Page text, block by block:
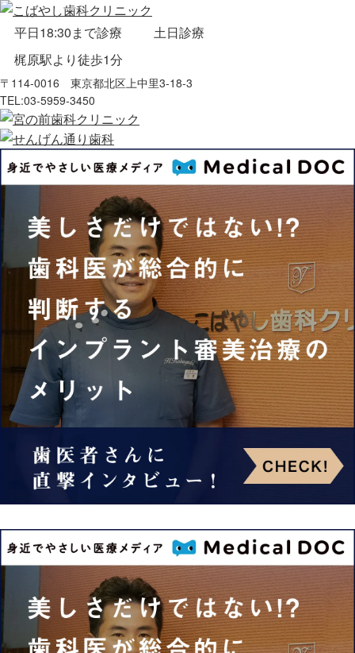
平日18:30まで診療
土日診療
梶原駅より徒歩1分
〒114-0016 東京都北区上中里3-18-3
TEL:03-5959-3450